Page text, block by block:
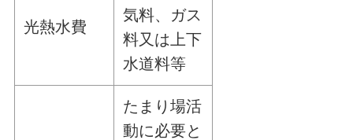
光熱水費
気料、ガス
料又は上下
水道料等
たまり場活
動に必要と